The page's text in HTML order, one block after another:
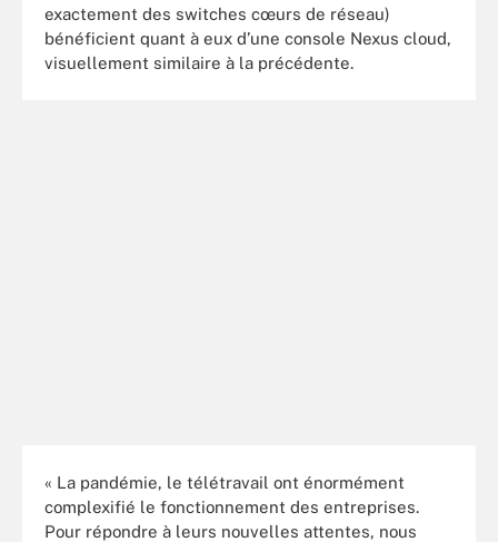
exactement des switches cœurs de réseau)
bénéficient quant à eux d’une console Nexus cloud,
visuellement similaire à la précédente.
« La pandémie, le télétravail ont énormément
complexifié le fonctionnement des entreprises.
Pour répondre à leurs nouvelles attentes, nous